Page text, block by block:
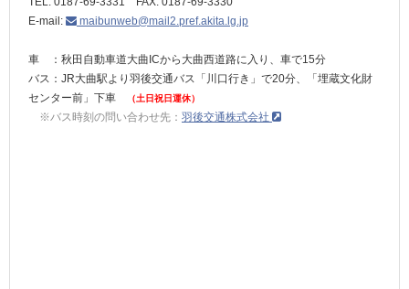
E-mail:
maibunweb@mail2.pref.akita.lg.jp
車 ：秋田自動車道大曲ICから大曲西道路に入り、車で15分
バス：JR大曲駅より羽後交通バス「川口行き」で20分、「埋蔵文化財
センター前」下車
（土日祝日運休）
※バス時刻の問い合わせ先： 羽後交通株式会社